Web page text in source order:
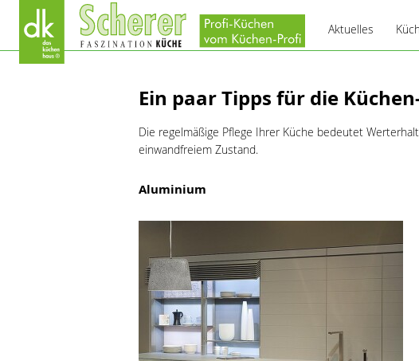
Aktuelles
Ein paar Tipps für die
Die regelmäßige Pflege Ihrer Küche bedeutet
einwandfreiem Zustand.
Aluminium